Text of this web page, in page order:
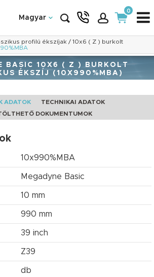
Magyar
0
profilú ékszíjak / 10x6 ( Z ) burkolt
BASIC 10X6 ( Z ) BURKOLT
ÉKSZÍJ (10X990%MBA)
ADATOK
TECHNIKAI ADATOK
DOKUMENTUMOK
10x990%MBA
Megadyne Basic
10 mm
990 mm
39 inch
Z39
db